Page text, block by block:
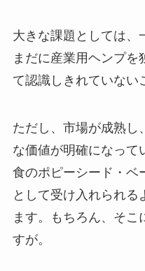
大きな課題としては、
まだに産業用ヘンプを
て認識しきれていない
ただし、市場が成熟し
な価値が明確になって
食のポピーシード・ベ
として受け入れられる
ます。もちろん、そこ
すが。